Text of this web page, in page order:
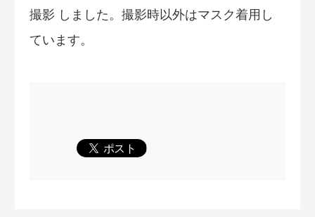
撮影 しました。撮影時以外はマスク着用し
ています。